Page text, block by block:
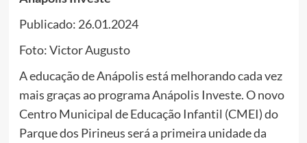
Publicado: 26.01.2024
Foto: Victor Augusto
A educação de Anápolis está melhorando cada vez
mais graças ao programa Anápolis Investe. O novo
Centro Municipal de Educação Infantil (CMEI) do
Parque dos Pirineus será a primeira unidade da